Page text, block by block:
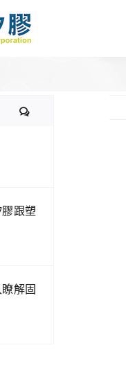
Comments
跟塑
解固